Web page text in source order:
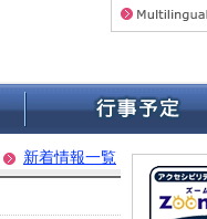
新着情報一覧